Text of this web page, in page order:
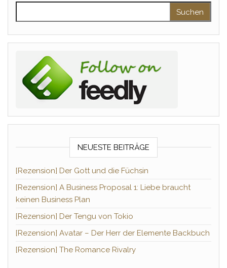
NEUESTE BEITRÄGE
[Rezension] Der Gott und die Füchsin
[Rezension] A Business Proposal 1: Liebe braucht
keinen Business Plan
[Rezension] Der Tengu von Tokio
[Rezension] Avatar – Der Herr der Elemente Backbuch
[Rezension] The Romance Rivalry